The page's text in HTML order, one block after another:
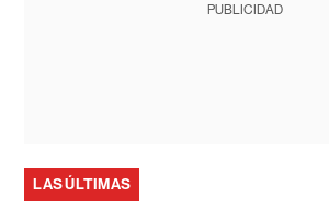
PUBLICIDAD
LAS ÚLTIMAS